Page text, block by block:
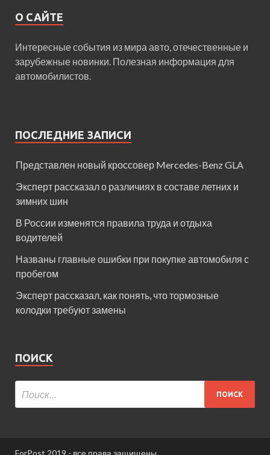
О САЙТЕ
Интересные события из мира авто, отечественные и
зарубежные новинки. Полезная информация для
автомобилистов.
ПОСЛЕДНИЕ ЗАПИСИ
Представлен новый кроссовер Mercedes-Benz GLA
Эксперт рассказал о различиях в составе летних и
зимних шин
В России изменятся правила труда и отдыха
водителей
Названы главные ошибки при покупке автомобиля с
пробегом
Эксперт рассказал, как понять, что тормозные
колодки требуют замены
ПОИСК